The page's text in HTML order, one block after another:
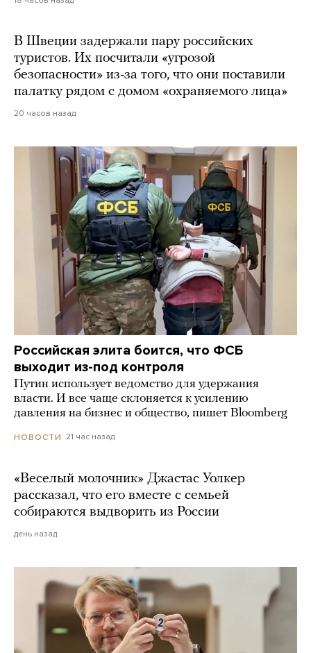
В Швеции задержали пару российских
туристов. Их посчитали «угрозой
безопасности» из-за того, что они поставили
палатку рядом с домом «охраняемого лица»
20 часов назад
Российская элита боится, что ФСБ
выходит из-под контроля
Путин использует ведомство для удержания
власти. И все чаще склоняется к усилению
давления на бизнес и общество, пишет Bloomberg
НОВОСТИ 21 час назад
«Веселый молочник» Джастас Уолкер
рассказал, что его вместе с семьей
собираются выдворить из России
день назад